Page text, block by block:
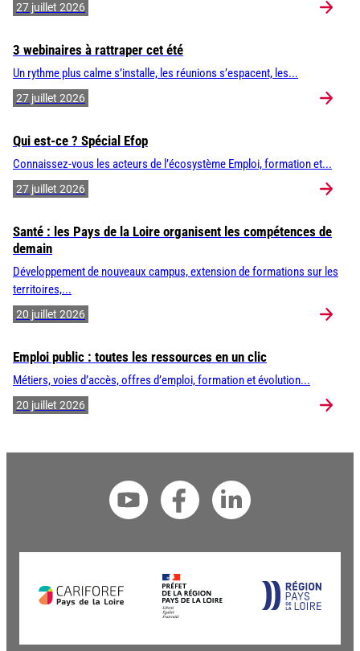
27 juillet 2026
3 webinaires à rattraper cet été
Un rythme plus calme s’installe, les réunions s’espacent, les...
27 juillet 2026
Qui est-ce ? Spécial Efop
Connaissez-vous les acteurs de l’écosystème Emploi, formation et...
27 juillet 2026
Santé : les Pays de la Loire organisent les compétences de
demain
Développement de nouveaux campus, extension de formations sur les
territoires,...
20 juillet 2026
Emploi public : toutes les ressources en un clic
Métiers, voies d’accès, offres d’emploi, formation et évolution...
20 juillet 2026